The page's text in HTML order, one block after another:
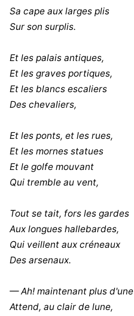
Sa cape aux larges plis
Sur son surplis.
Et les palais antiques,
Et les graves portiques,
Et les blancs escaliers
Des chevaliers,
Et les ponts, et les rues,
Et les mornes statues
Et le golfe mouvant
Qui tremble au vent,
Tout se tait, fors les gardes
Aux longues hallebardes,
Qui veillent aux créneaux
Des arsenaux.
— Ah! maintenant plus d'une
Attend, au clair de lune,